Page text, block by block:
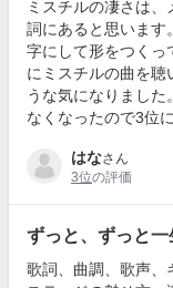
ミスチルの凄さは
詞にあると思います
字にして形をつくっ
にミスチルの曲を聴
うな気になりまし
なくなったので3位
はなさん
3位の評価
ずっと、ずっと
歌詞、曲調、歌声、